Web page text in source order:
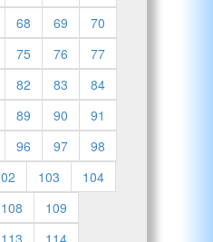
68 69
70
75 76
77
82 83
84
89 90
91
96 97
98
103
104
108
109
113
114